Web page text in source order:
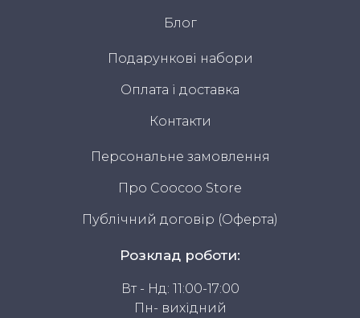
Блог
Подарункові набори
Оплата і доставка
Контакти
Персональне замовлення
Про Coocoo Store
Публічний договір (Оферта)
Розклад роботи:
Вт - Нд: 11:00-17:00
Пн- вихідний